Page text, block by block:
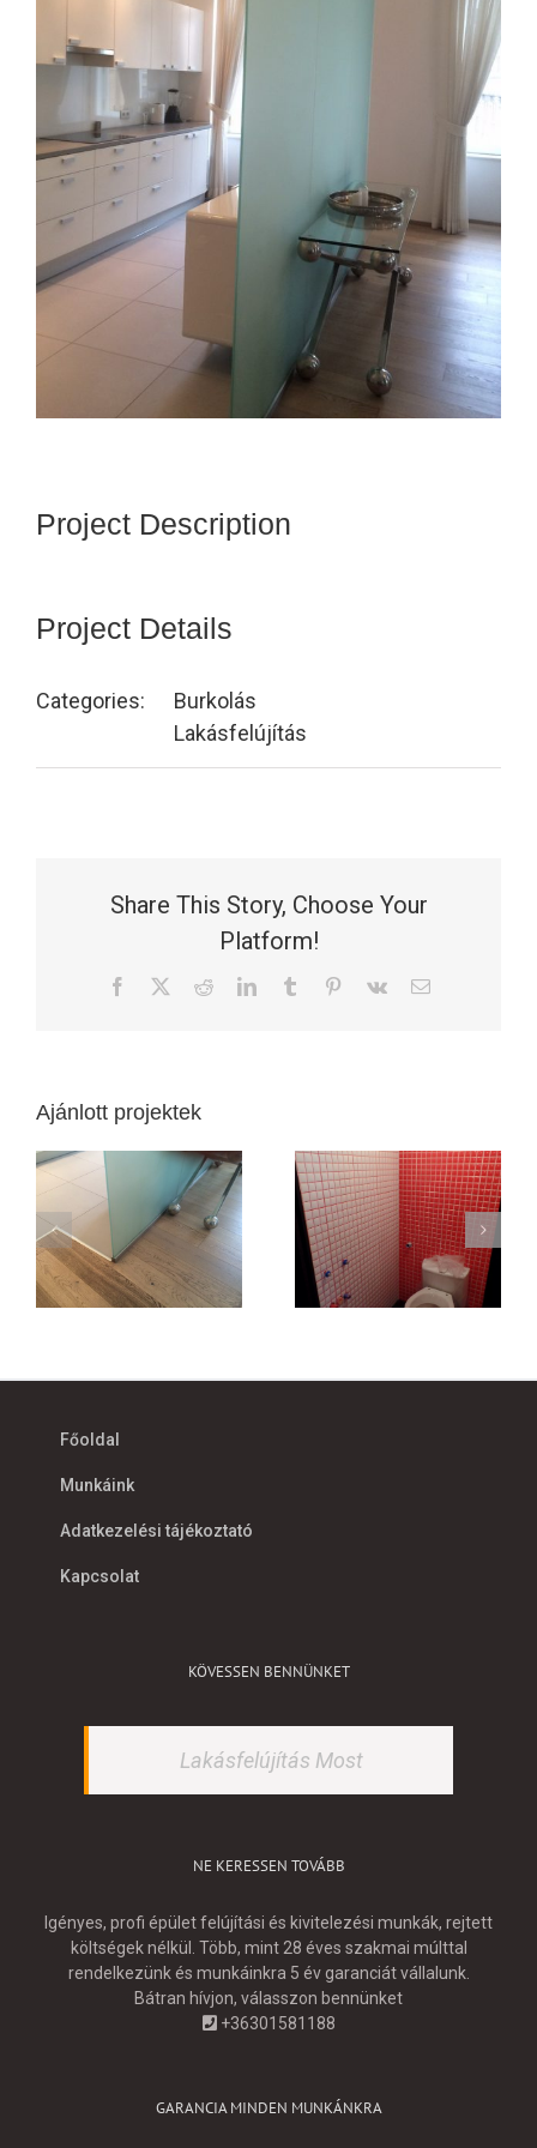
Project Description
Project Details
Categories:
Burkolás
Lakásfelújítás
Share This Story, Choose Your
Platform!
Facebook RedditLinkedInTumblr Pinterest
Vk Email:
Ajánlott projektek
Főoldal
Munkáink
Adatkezelési tájékoztató
Kapcsolat
KÖVESSEN BENNÜNKET
Lakásfelújítás Most
NE KERESSEN TOVÁBB
Igényes, profi épület felújítási és kivitelezési munkák, rejtett
költségek nélkül. Több, mint 28 éves szakmai múlttal
rendelkezünk és munkáinkra 5 év garanciát vállalunk.
Bátran hívjon, válasszon bennünket
+36301581188
GARANCIA MINDEN MUNKÁNKRA